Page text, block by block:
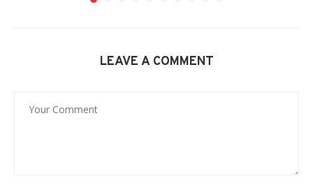
LEAVE A COMMENT